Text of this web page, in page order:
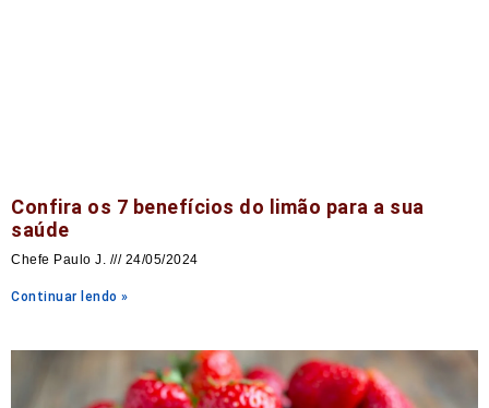
Confira os 7 benefícios do limão para a sua
saúde
Chefe Paulo J. 24/05/2024
Continuar lendo »